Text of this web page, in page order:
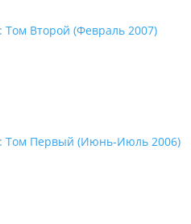
Том Второй (Февраль 2007)
Том Первый (Июнь-Июль 2006)